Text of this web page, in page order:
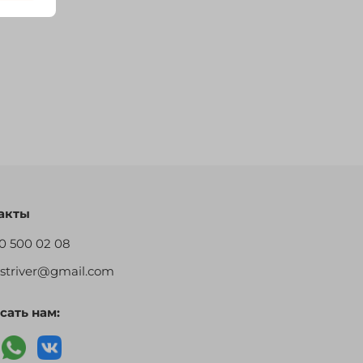
500 02 08
нам: